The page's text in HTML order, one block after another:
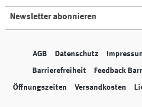
Newsletter abonnieren
AGB Datenschutz
Barrierefreiheit Feedback
Öffnungszeiten Versandkosten